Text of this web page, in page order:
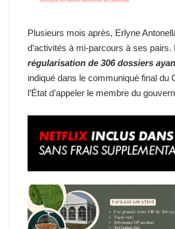
Plusieurs mois après, Erlyne
d’activités à mi-parcours à ses
régularisation de 306 dossiers
indiqué dans le communiqué final du
l’État d’appeler le membre du